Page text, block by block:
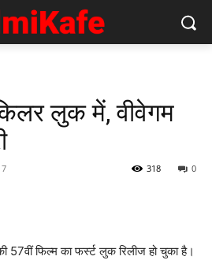
लुक में, वीवेगम
0
318
57वीं फिल्‍म का फर्स्‍ट लुक रिलीज हो चुका है।